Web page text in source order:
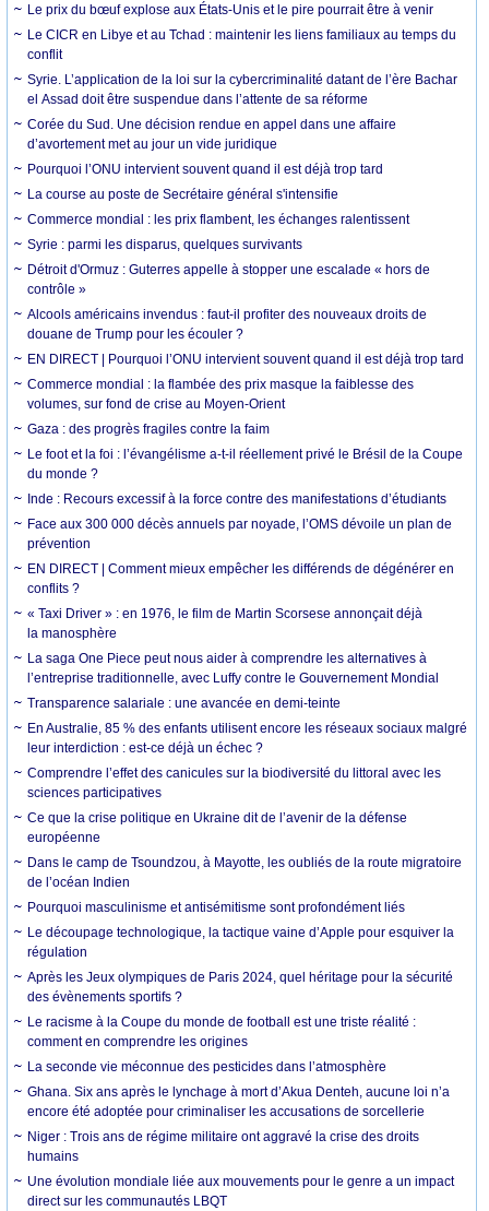
Le prix du bœuf explose aux États-Unis et le pire pourrait être à venir
Le CICR en Libye et au Tchad : maintenir les liens familiaux au temps du
conflit
Syrie. L’application de la loi sur la cybercriminalité datant de l’ère Bachar
el Assad doit être suspendue dans l’attente de sa réforme
Corée du Sud. Une décision rendue en appel dans une affaire
d’avortement met au jour un vide juridique
Pourquoi l’ONU intervient souvent quand il est déjà trop tard
La course au poste de Secrétaire général s'intensifie
Commerce mondial : les prix flambent, les échanges ralentissent
Syrie : parmi les disparus, quelques survivants
Détroit d'Ormuz : Guterres appelle à stopper une escalade « hors de
contrôle »
Alcools américains invendus : faut-il profiter des nouveaux droits de
douane de Trump pour les écouler ?
EN DIRECT | Pourquoi l’ONU intervient souvent quand il est déjà trop tard
Commerce mondial : la flambée des prix masque la faiblesse des
volumes, sur fond de crise au Moyen-Orient
Gaza : des progrès fragiles contre la faim
Le foot et la foi : l’évangélisme a-t-il réellement privé le Brésil de la Coupe
du monde ?
Inde : Recours excessif à la force contre des manifestations d’étudiants
Face aux 300 000 décès annuels par noyade, l’OMS dévoile un plan de
prévention
EN DIRECT | Comment mieux empêcher les différends de dégénérer en
conflits ?
« Taxi Driver » : en 1976, le film de Martin Scorsese annonçait déjà
la manosphère
La saga One Piece peut nous aider à comprendre les alternatives à
l’entreprise traditionnelle, avec Luffy contre le Gouvernement Mondial
Transparence salariale : une avancée en demi-teinte
En Australie, 85 % des enfants utilisent encore les réseaux sociaux malgré
leur interdiction : est-ce déjà un échec ?
Comprendre l’effet des canicules sur la biodiversité du littoral avec les
sciences participatives
Ce que la crise politique en Ukraine dit de l’avenir de la défense
européenne
Dans le camp de Tsoundzou, à Mayotte, les oubliés de la route migratoire
de l’océan Indien
Pourquoi masculinisme et antisémitisme sont profondément liés
Le découpage technologique, la tactique vaine d’Apple pour esquiver la
régulation
Après les Jeux olympiques de Paris 2024, quel héritage pour la sécurité
des évènements sportifs ?
Le racisme à la Coupe du monde de football est une triste réalité :
comment en comprendre les origines
La seconde vie méconnue des pesticides dans l’atmosphère
Ghana. Six ans après le lynchage à mort d’Akua Denteh, aucune loi n’a
encore été adoptée pour criminaliser les accusations de sorcellerie
Niger : Trois ans de régime militaire ont aggravé la crise des droits
humains
Une évolution mondiale liée aux mouvements pour le genre a un impact
direct sur les communautés LBQT